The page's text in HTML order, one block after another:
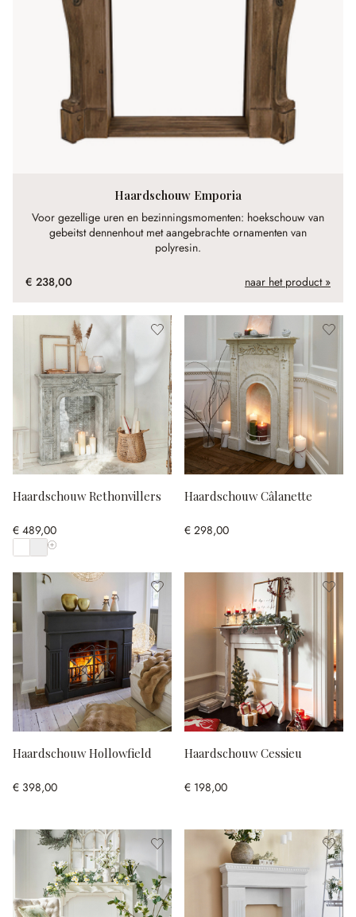
Haardschouw Emporia
Voor gezellige uren en bezinningsmomenten: hoekschouw van
gebeitst dennenhout met aangebrachte ornamenten van
polyresin.
€ 238,00 naar het product »
Haardschouw Rethonvillers
€ 489,00
Toon alle kleuren
Haardschouw Câlanette
€ 298,00
Haardschouw Hollowfield
€ 398,00
Haardschouw Cessieu
€ 198,00